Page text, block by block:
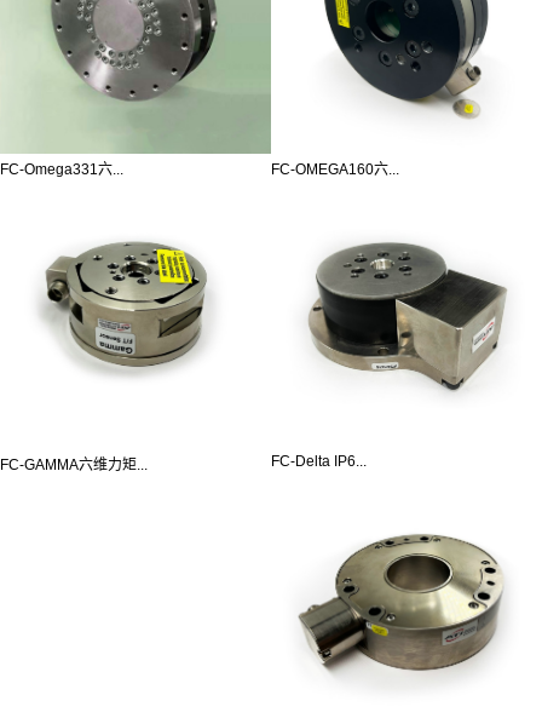
FC-Omega331六... FC-OMEGA160六...
FC-GAMMA六维力矩... FC-Delta IP6...